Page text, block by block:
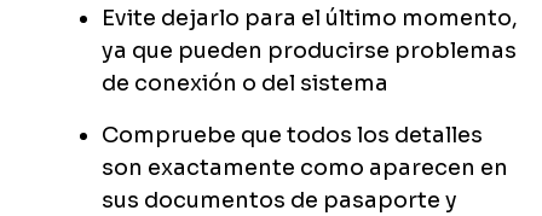
Evite dejarlo para el último momento,
ya que pueden producirse problemas
de conexión o del sistema
Compruebe que todos los detalles
son exactamente como aparecen en
sus documentos de pasaporte y